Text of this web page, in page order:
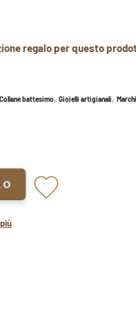
regalo per questo
Collane battesimo, Gioielli artigianali, Marchi